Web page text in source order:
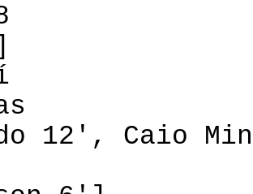
2-
12', Caio
0-